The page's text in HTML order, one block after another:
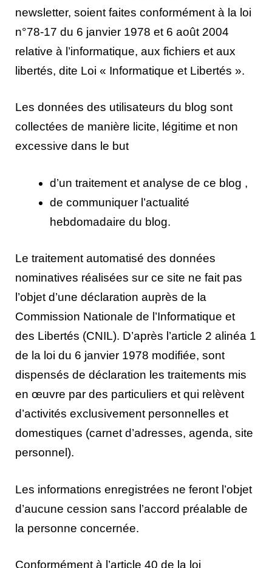
newsletter, soient faites conformément à la loi
n°78-17 du 6 janvier 1978 et 6 août 2004
relative à l’informatique, aux fichiers et aux
libertés, dite Loi « Informatique et Libertés ».
Les données des utilisateurs du blog sont
collectées de manière licite, légitime et non
excessive dans le but
d’un traitement et analyse de ce blog ,
de communiquer l’actualité
hebdomadaire du blog.
Le traitement automatisé des données
nominatives réalisées sur ce site ne fait pas
l’objet d’une déclaration auprès de la
Commission Nationale de l’Informatique et
des Libertés (CNIL). D’après l’article 2 alinéa 1
de la loi du 6 janvier 1978 modifiée, sont
dispensés de déclaration les traitements mis
en œuvre par des particuliers et qui relèvent
d’activités exclusivement personnelles et
domestiques (carnet d’adresses, agenda, site
personnel).
Les informations enregistrées ne feront l’objet
d’aucune cession sans l’accord préalable de
la personne concernée.
Conformément à l’article 40 de la loi